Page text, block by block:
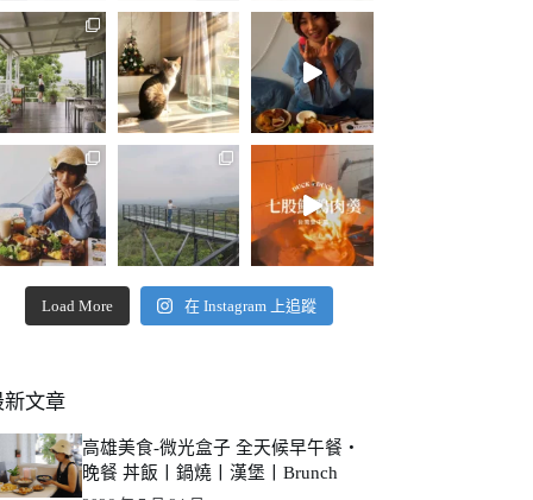
Load More 在 Instagram 上追蹤
新文章
高雄美食-微光盒子 全天候早午餐・
晚餐 丼飯丨鍋燒丨漢堡丨Brunch